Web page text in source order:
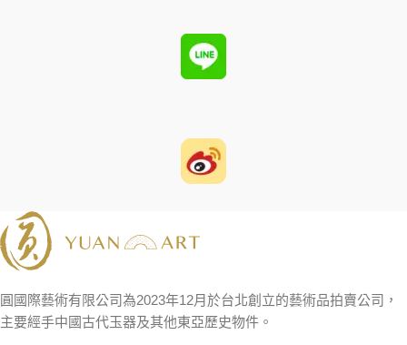
圓國際藝術有限公司為2023年12月於台北創立的藝術品拍賣公司，
主要經手中國古代玉器及其他東亞歷史物件。